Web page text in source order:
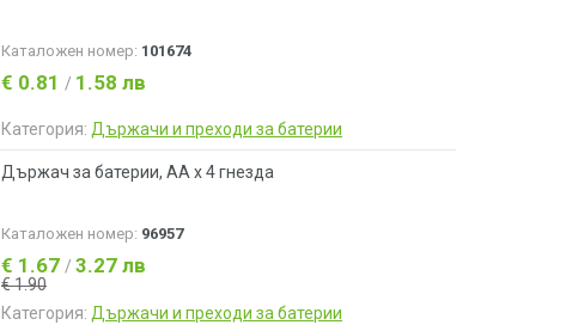
Каталожен номер: 101674
€ 0.81 / 1.58 лв
Категория: Държачи и преходи за батерии
Държач за батерии, АА х 4 гнезда
Каталожен номер: 96957
€ 1.67 / 3.27 лв
€ 1.90
Категория: Държачи и преходи за батерии